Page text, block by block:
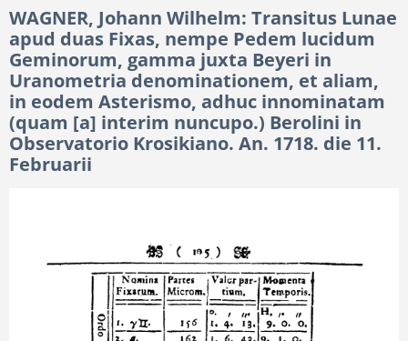
WAGNER, Johann Wilhelm: Transitus Lunae
apud duas Fixas, nempe Pedem lucidum
Geminorum, gamma juxta Beyeri in
Uranometria denominationem, et aliam,
in eodem Asterismo, adhuc innominatam
(quam [a] interim nuncupo.) Berolini in
Observatorio Krosikiano. An. 1718. die 11.
Februarii